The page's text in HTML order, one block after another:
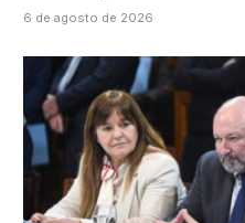
6 de agosto de 2026